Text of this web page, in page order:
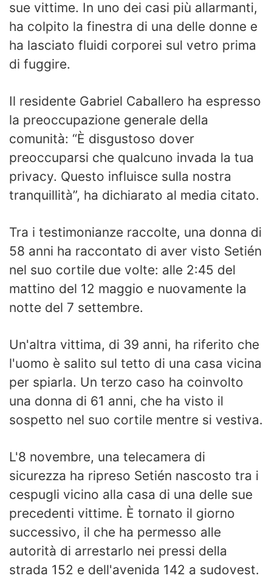
sue vittime. In uno dei casi più allarmanti,
ha colpito la finestra di una delle donne e
ha lasciato fluidi corporei sul vetro prima
di fuggire.
Il residente Gabriel Caballero ha espresso
la preoccupazione generale della
comunità: “È disgustoso dover
preoccuparsi che qualcuno invada la tua
privacy. Questo influisce sulla nostra
tranquillità”, ha dichiarato al media citato.
Tra i testimonianze raccolte, una donna di
58 anni ha raccontato di aver visto Setién
nel suo cortile due volte: alle 2:45 del
mattino del 12 maggio e nuovamente la
notte del 7 settembre.
Un'altra vittima, di 39 anni, ha riferito che
l'uomo è salito sul tetto di una casa vicina
per spiarla. Un terzo caso ha coinvolto
una donna di 61 anni, che ha visto il
sospetto nel suo cortile mentre si vestiva.
L'8 novembre, una telecamera di
sicurezza ha ripreso Setién nascosto tra i
cespugli vicino alla casa di una delle sue
precedenti vittime. È tornato il giorno
successivo, il che ha permesso alle
autorità di arrestarlo nei pressi della
strada 152 e dell'avenida 142 a sudovest.